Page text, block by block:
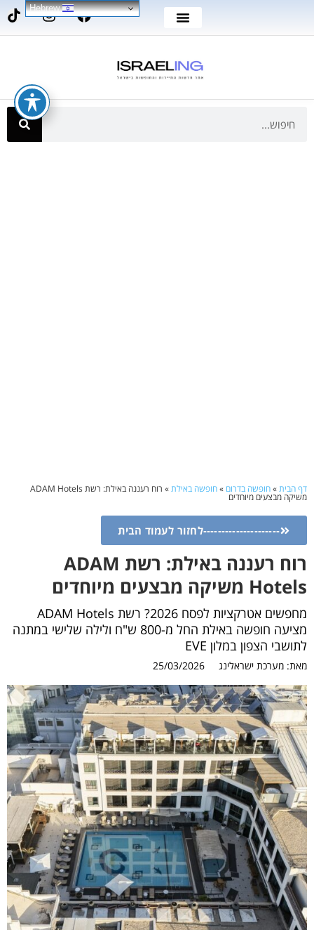
דף הבית»חופשה בדרום »חופשה באילת» רוח רעננה באילת: רשת ADAM Hotels
משיקה מבצעים מיוחדים
---------------------לחזור לעמוד הבית
רוח רעננה באילת: רשת ADAM
Hotels משיקה מבצעים מיוחדים
מחפשים אטרקציות לפסח 2026? רשת ADAM Hotels
מציעה חופשה באילת החל מ-800 ש"ח ולילה שלישי במתנה
לתושבי הצפון במלון EVE
מאת: מערכת ישראלינג 25/03/2026
Hebrew